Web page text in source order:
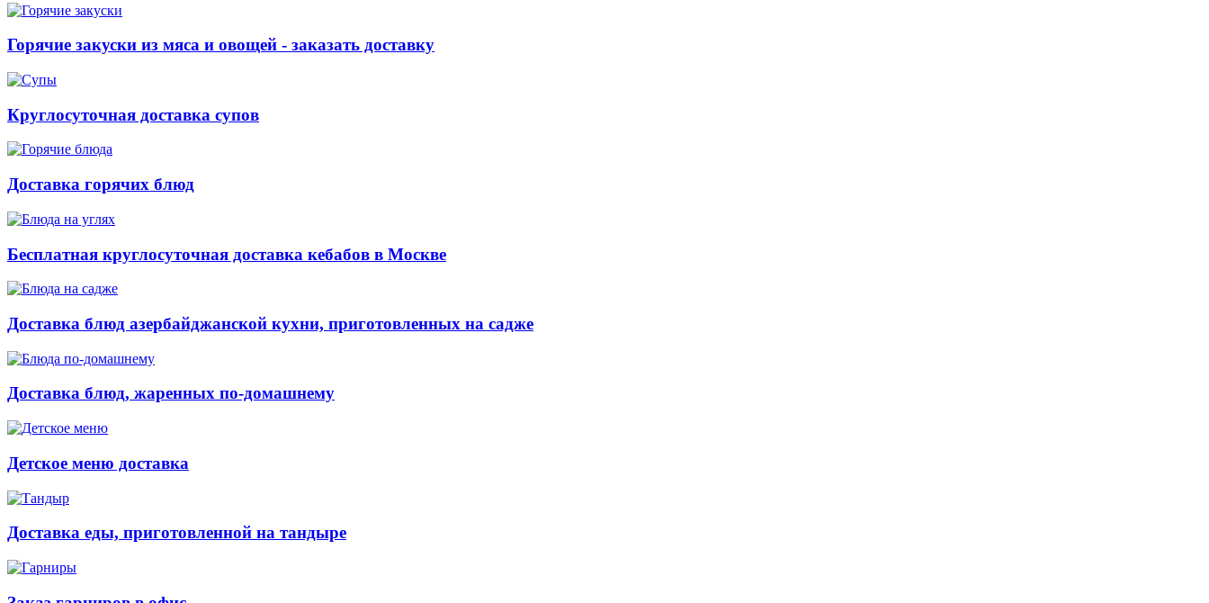
Горячие закуски из мяса и овощей - заказать доставку
Круглосуточная доставка супов
Доставка горячих блюд
Бесплатная круглосуточная доставка кебабов в Москве
Доставка блюд азербайджанской кухни, приготовленных на садже
Доставка блюд, жаренных по-домашнему
Детское меню доставка
Доставка еды, приготовленной на тандыре